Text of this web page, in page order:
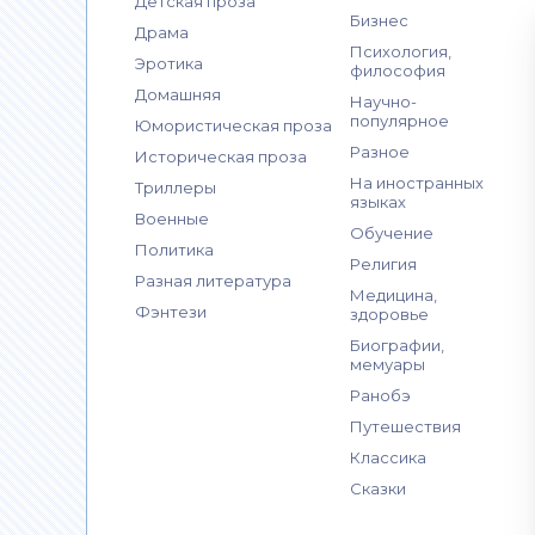
Драма
Эротика
Домашняя
Юмористическая проза
Историческая проза
Триллеры
Военные
Политика
Разная литература
Фэнтези
Бизнес
Психология,
философия
Научно-
популярное
Разное
На иностранных
языках
Обучение
Религия
Медицина,
здоровье
Биографии,
мемуары
Ранобэ
Путешествия
Классика
Сказки